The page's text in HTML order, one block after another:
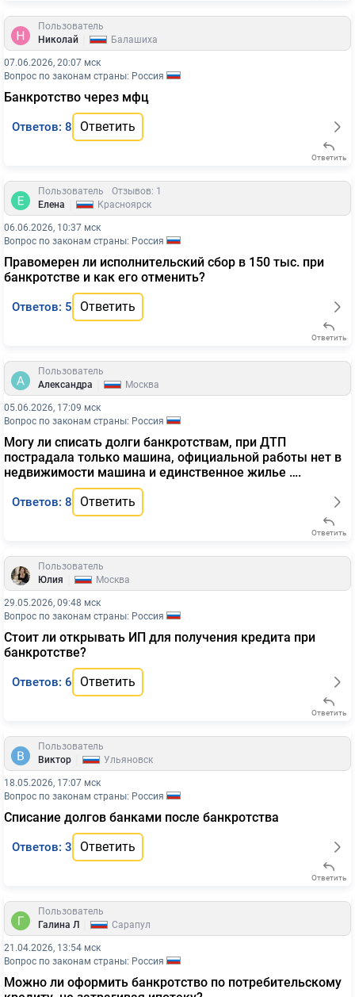
Пользователь
Николай
Балашиха
07.06.2026, 20:07 мск
Вопрос по законам страны: Россия
Банкротство через мфц
Ответов: 8 Ответить
Ответить
Пользователь
Отзывов: 1
Елена
Красноярск
06.06.2026, 10:37 мск
Вопрос по законам страны: Россия
Правомерен ли исполнительский сбор в 150 тыс. при
банкротстве и как его отменить?
Ответов: 5 Ответить
Ответить
Пользователь
Александра
Москва
05.06.2026, 17:09 мск
Вопрос по законам страны: Россия
Могу ли списать долги банкротствам, при ДТП
пострадала только машина, официальной работы нет в
недвижимости машина и единственное жилье ….
Ответов: 8 Ответить
Ответить
Пользователь
Юлия
Москва
29.05.2026, 09:48 мск
Вопрос по законам страны: Россия
Стоит ли открывать ИП для получения кредита при
банкротстве?
Ответов: 6 Ответить
Ответить
Пользователь
Виктор
Ульяновск
18.05.2026, 17:07 мск
Вопрос по законам страны: Россия
Списание долгов банками после банкротства
Ответов: 3 Ответить
Ответить
Пользователь
Галина Л
Сарапул
21.04.2026, 13:54 мск
Вопрос по законам страны: Россия
Можно ли оформить банкротство по потребительскому